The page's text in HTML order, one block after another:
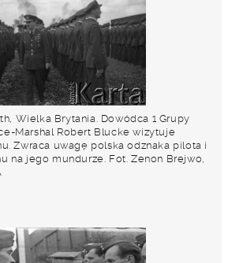
Wielka Brytania. Dowódca 1 Grupy
Marshal Robert Blucke wizytuje
Zwraca uwagę polska odznaka pilota i
na jego mundurze. Fot. Zenon Brejwo,